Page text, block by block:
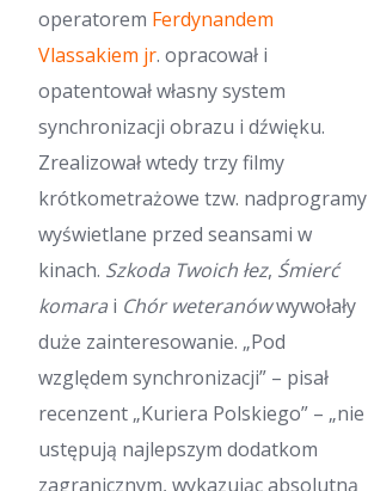
operatorem Ferdynandem
Vlassakiem jr. opracował i
opatentował własny system
synchronizacji obrazu i dźwięku.
Zrealizował wtedy trzy filmy
krótkometrażowe tzw. nadprogramy
wyświetlane przed seansami w
kinach. Szkoda Twoich łez, Śmierć
komara i Chór weteranówwywołały
duże zainteresowanie. „Pod
względem synchronizacji” – pisał
recenzent „Kuriera Polskiego” – „nie
ustępują najlepszym dodatkom
zagranicznym, wykazując absolutną